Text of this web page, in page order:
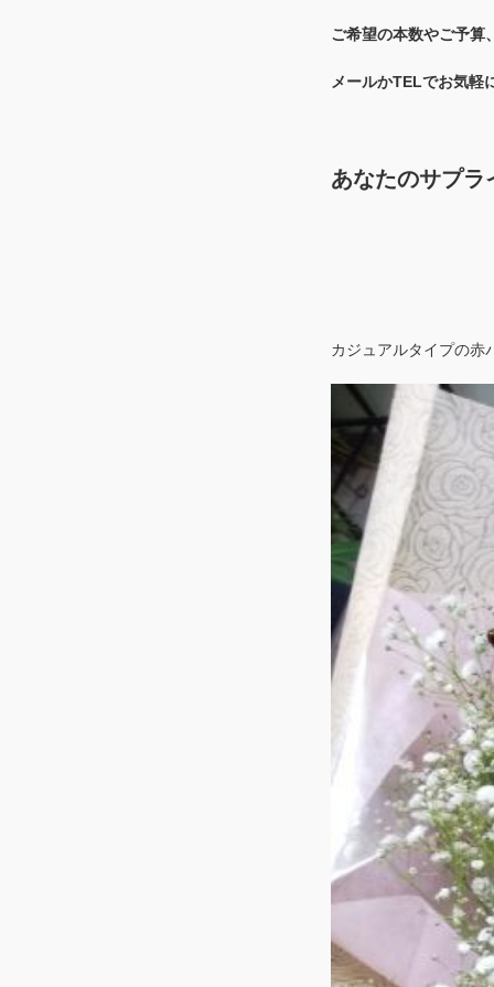
ご希望の本数やご予算
メールかTELでお気軽
あなたのサプ
カジュアルタイプの赤